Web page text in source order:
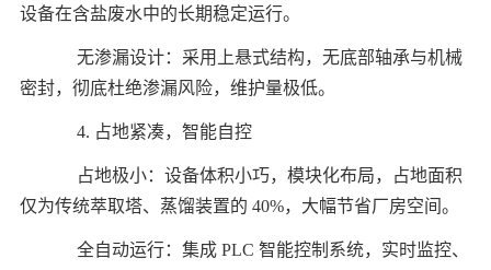
设备在含盐废水中的长期稳定运行。
无渗漏设计：采用上悬式结构，无底部轴承与机械
密封，彻底杜绝渗漏风险，维护量极低。
4. 占地紧凑，智能自控
占地极小：设备体积小巧，模块化布局，占地面积
仅为传统萃取塔、蒸馏装置的 40%，大幅节省厂房空间。
全自动运行：集成 PLC 智能控制系统，实时监控、